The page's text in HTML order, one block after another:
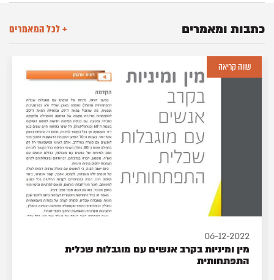
כתבות ומאמרים + לכל המאמרים
06-12-2022
מין ומיניות בקרב אנשים עם מוגבלות שכלית
התפתחותית
שווה קריאה